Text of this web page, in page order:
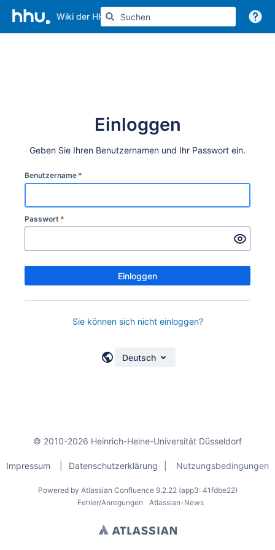
Wiki der HHU Weitere Informationen
Einloggen
Geben Sie Ihren Benutzernamen und Ihr Passwort ein.
Benutzername *
Passwort *
Einloggen
Sie können sich nicht einloggen?
Deutsch
© 2010-2026 Heinrich-Heine-Universität Düsseldorf
Impressum Datenschutzerklärung Nutzungsbedingungen
Powered by Atlassian Confluence 9.2.22 (app3: 41fdbe22)
Fehler/Anregungen
Atlassian-News